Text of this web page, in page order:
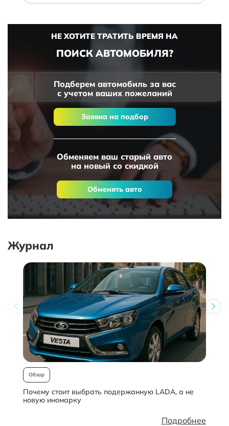
НЕ ХОТИТЕ ТРАТИТЬ ВРЕМЯ НА
ПОИСК АВТОМОБИЛЯ?
Подберем автомобиль за вас
с учетом ваших пожеланий
Заявка на подбор
Обменяем ваш старый авто
на новый со скидкой
Обменять авто
Журнал
Обзор
Почему стоит выбрать подержанную LADA, а не
новую иномарку
Подробнее